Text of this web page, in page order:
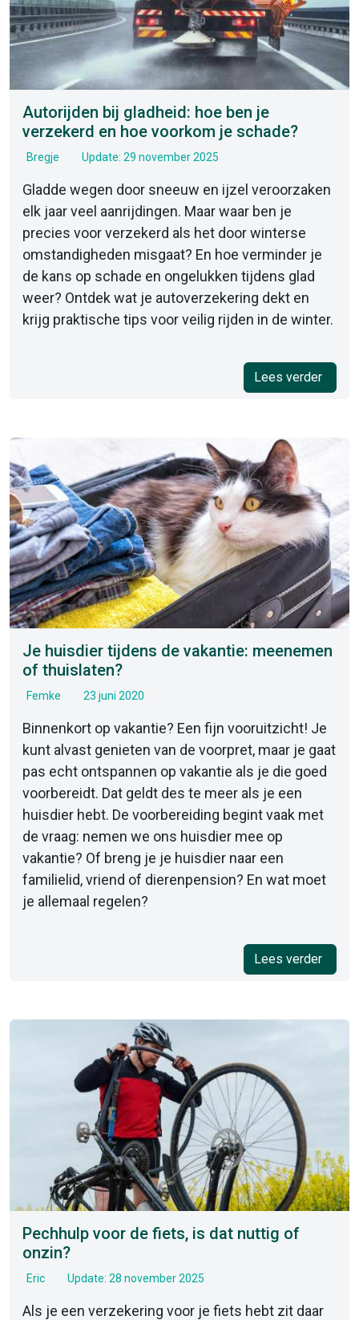
Autorijden bij gladheid: hoe ben je
verzekerd en hoe voorkom je schade?
Bregje Update: 29 november 2025
Gladde wegen door sneeuw en ijzel veroorzaken
elk jaar veel aanrijdingen. Maar waar ben je
precies voor verzekerd als het door winterse
omstandigheden misgaat? En hoe verminder je
de kans op schade en ongelukken tijdens glad
weer? Ontdek wat je autoverzekering dekt en
krijg praktische tips voor veilig rijden in de winter.
Lees verder
Je huisdier tijdens de vakantie: meenemen
of thuislaten?
Femke 23 juni 2020
Binnenkort op vakantie? Een fijn vooruitzicht! Je
kunt alvast genieten van de voorpret, maar je gaat
pas echt ontspannen op vakantie als je die goed
voorbereidt. Dat geldt des te meer als je een
huisdier hebt. De voorbereiding begint vaak met
de vraag: nemen we ons huisdier mee op
vakantie? Of breng je je huisdier naar een
familielid, vriend of dierenpension? En wat moet
je allemaal regelen?
Lees verder
Pechhulp voor de fiets, is dat nuttig of
onzin?
Eric Update: 28 november 2025
Als je een verzekering voor je fiets hebt zit daar